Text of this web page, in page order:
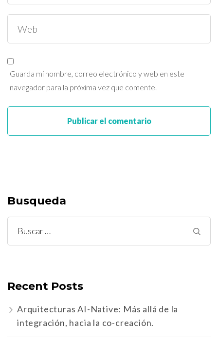
Guarda mi nombre, correo electrónico y web en este
navegador para la próxima vez que comente.
Busqueda
Buscar:
Recent Posts
Arquitecturas AI-Native: Más allá de la
integración, hacia la co-creación.